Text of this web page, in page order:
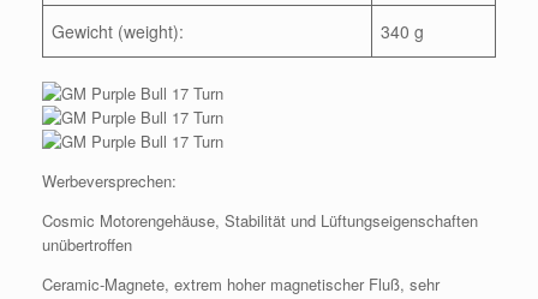
Gewicht (weight): 340 g
Werbeversprechen:
Cosmic Motorengehäuse, Stabilität und Lüftungseigenschaften
unübertroffen
Ceramic-Magnete, extrem hoher magnetischer Fluß, sehr